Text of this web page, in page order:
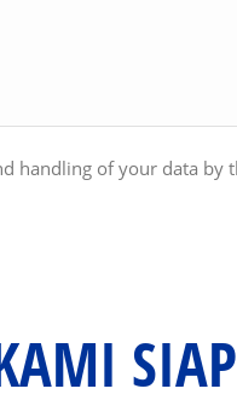
handling of your data by